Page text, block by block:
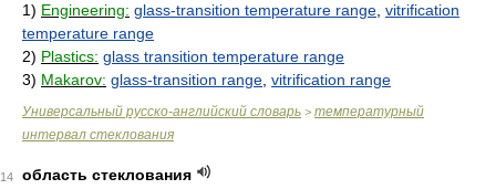
1) Engineering: glass-transition temperature range vitrification
temperature range
2) Plastics: glass transition temperature range
3) Makarov: glass-transition range vitrification range
Универсальный русско-английский словарь > температурный
интервал стеклования
14
область стеклования